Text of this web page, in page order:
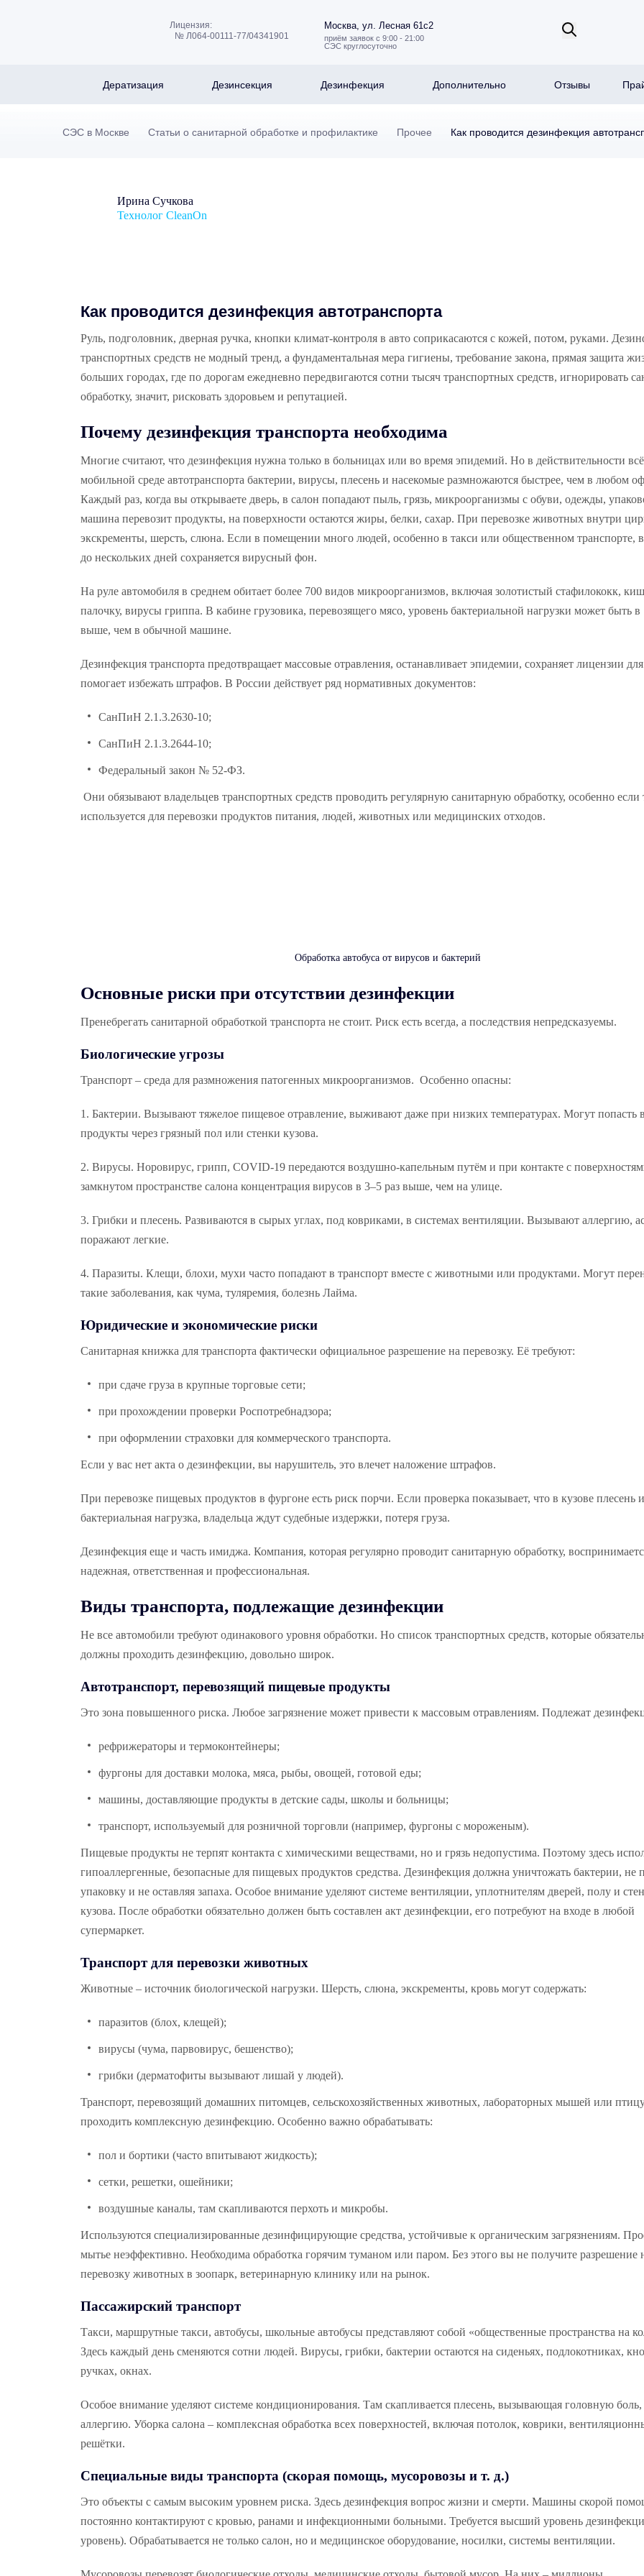
Лицензия:
№ Л064-00111-77/04341901
Москва, ул. Лесная 61с2
приём заявок с 9:00 - 21:00
СЭС круглосуточно
Дератизация Дезинсекция Дезинфекция Дополнительно Отзывы
СЭС в Москве Статьи о санитарной обработке и профилактике Прочее Как проводится дезинфекция
Ирина Сучкова
Технолог CleanOn
Как проводится дезинфекция автотранспорта
Руль, подголовник, дверная ручка, кнопки климат-контроля в авто соприкасаются с кожей, потом, руками.
транспортных средств не модный тренд, а фундаментальная мера гигиены, требование закона, прямая защита
больших городах, где по дорогам ежедневно передвигаются сотни тысяч транспортных средств, игнорировать
обработку, значит, рисковать здоровьем и репутацией.
Почему дезинфекция транспорта необходима
Многие считают, что дезинфекция нужна только в больницах или во время эпидемий. Но в действительности
мобильной среде автотранспорта бактерии, вирусы, плесень и насекомые размножаются быстрее, чем в любом
Каждый раз, когда вы открываете дверь, в салон попадают пыль, грязь, микроорганизмы с обуви, одежды,
машина перевозит продукты, на поверхности остаются жиры, белки, сахар. При перевозке животных внутри
экскременты, шерсть, слюна. Если в помещении много людей, особенно в такси или общественном транспорте, в
до нескольких дней сохраняется вирусный фон.
На руле автомобиля в среднем обитает более 700 видов микроорганизмов, включая золотистый стафилококк,
палочку, вирусы гриппа. В кабине грузовика, перевозящего мясо, уровень бактериальной нагрузки может быть в
выше, чем в обычной машине.
Дезинфекция транспорта предотвращает массовые отравления, останавливает эпидемии, сохраняет лицензии для
помогает избежать штрафов. В России действует ряд нормативных документов:
СанПиН 2.1.3.2630-10;
СанПиН 2.1.3.2644-10;
Федеральный закон № 52-ФЗ.
Они обязывают владельцев транспортных средств проводить регулярную санитарную обработку, особенно если
используется для перевозки продуктов питания, людей, животных или медицинских отходов.
Обработка автобуса от вирусов и бактерий
Основные риски при отсутствии дезинфекции
Пренебрегать санитарной обработкой транспорта не стоит. Риск есть всегда, а последствия непредсказуемы.
Биологические угрозы
Транспорт – среда для размножения патогенных микроорганизмов. Особенно опасны:
1. Бактерии. Вызывают тяжелое пищевое отравление, выживают даже при низких температурах. Могут попасть в
продукты через грязный пол или стенки кузова.
2. Вирусы. Норовирус, грипп, COVID-19 передаются воздушно-капельным путём и при контакте с
замкнутом пространстве салона концентрация вирусов в 3–5 раз выше, чем на улице.
3. Грибки и плесень. Развиваются в сырых углах, под ковриками, в системах вентиляции. Вызывают аллергию,
поражают легкие.
4. Паразиты. Клещи, блохи, мухи часто попадают в транспорт вместе с животными или продуктами. Могут
такие заболевания, как чума, туляремия, болезнь Лайма.
Юридические и экономические риски
Санитарная книжка для транспорта фактически официальное разрешение на перевозку. Её требуют:
при сдаче груза в крупные торговые сети;
при прохождении проверки Роспотребнадзора;
при оформлении страховки для коммерческого транспорта.
Если у вас нет акта о дезинфекции, вы нарушитель, это влечет наложение штрафов.
При перевозке пищевых продуктов в фургоне есть риск порчи. Если проверка показывает, что в кузове плесень
бактериальная нагрузка, владельца ждут судебные издержки, потеря груза.
Дезинфекция еще и часть имиджа. Компания, которая регулярно проводит санитарную обработку,
надежная, ответственная и профессиональная.
Виды транспорта, подлежащие дезинфекции
Не все автомобили требуют одинакового уровня обработки. Но список транспортных средств, которые
должны проходить дезинфекцию, довольно широк.
Автотранспорт, перевозящий пищевые продукты
Это зона повышенного риска. Любое загрязнение может привести к массовым отравлениям. Подлежат
рефрижераторы и термоконтейнеры;
фургоны для доставки молока, мяса, рыбы, овощей, готовой еды;
машины, доставляющие продукты в детские сады, школы и больницы;
транспорт, используемый для розничной торговли (например, фургоны с мороженым).
Пищевые продукты не терпят контакта с химическими веществами, но и грязь недопустима. Поэтому здесь
гипоаллергенные, безопасные для пищевых продуктов средства. Дезинфекция должна уничтожать бактерии, не
упаковку и не оставляя запаха. Особое внимание уделяют системе вентиляции, уплотнителям дверей, полу и
кузова. После обработки обязательно должен быть составлен акт дезинфекции, его потребуют на входе в любой
супермаркет.
Транспорт для перевозки животных
Животные – источник биологической нагрузки. Шерсть, слюна, экскременты, кровь могут содержать:
паразитов (блох, клещей);
вирусы (чума, парвовирус, бешенство);
грибки (дерматофиты вызывают лишай у людей).
Транспорт, перевозящий домашних питомцев, сельскохозяйственных животных, лабораторных мышей или
проходить комплексную дезинфекцию. Особенно важно обрабатывать:
пол и бортики (часто впитывают жидкость);
сетки, решетки, ошейники;
воздушные каналы, там скапливаются перхоть и микробы.
Используются специализированные дезинфицирующие средства, устойчивые к органическим загрязнениям.
мытье неэффективно. Необходима обработка горячим туманом или паром. Без этого вы не получите разрешение
перевозку животных в зоопарк, ветеринарную клинику или на рынок.
Пассажирский транспорт
Такси, маршрутные такси, автобусы, школьные автобусы представляют собой «общественные пространства на
Здесь каждый день сменяются сотни людей. Вирусы, грибки, бактерии остаются на сиденьях, подлокотниках,
ручках, окнах.
Особое внимание уделяют системе кондиционирования. Там скапливается плесень, вызывающая головную боль,
аллергию. Уборка салона – комплексная обработка всех поверхностей, включая потолок, коврики,
решётки.
Специальные виды транспорта (скорая помощь, мусоровозы и т. д.)
Это объекты с самым высоким уровнем риска. Здесь дезинфекция вопрос жизни и смерти. Машины скорой
постоянно контактируют с кровью, ранами и инфекционными больными. Требуется высший уровень
уровень). Обрабатывается не только салон, но и медицинское оборудование, носилки, системы вентиляции.